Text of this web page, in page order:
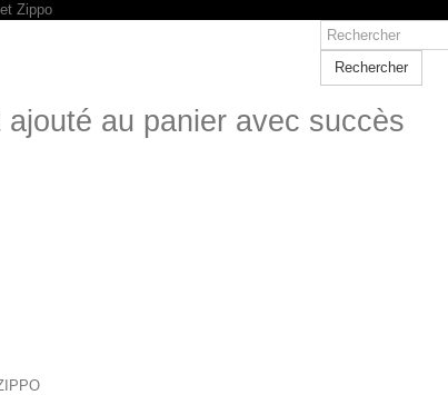
Rechercher
ajouté au panier avec succès